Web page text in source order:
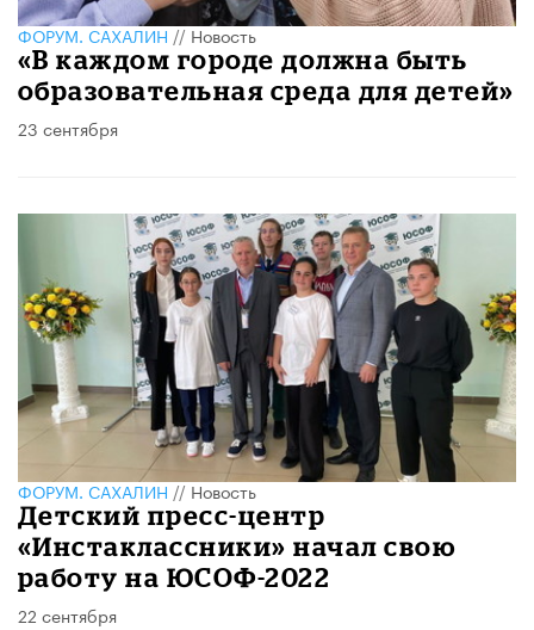
ФОРУМ. САХАЛИН//Новость
«В каждом городе должна быть
образовательная среда для детей»
23 сентября
ФОРУМ. САХАЛИН//Новость
Детский пресс-центр
«Инстаклассники» начал свою
работу на ЮСОФ-2022
22 сентября